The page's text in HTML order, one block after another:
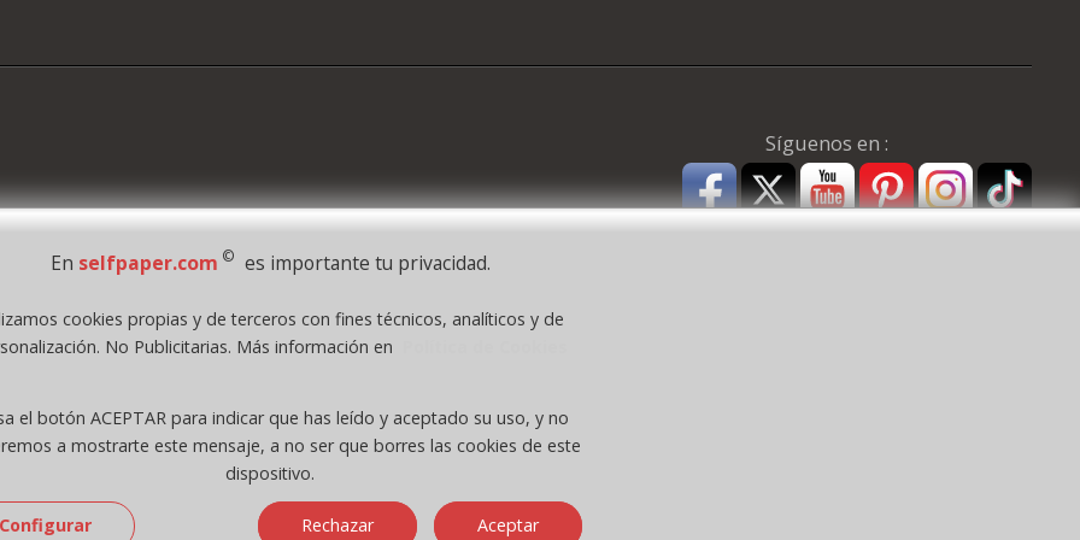
Síguenos en :
- 2026 Grupo Selfpaper. Todos los derechos reservados
Tomo 7263, Libro 4565, Folio 1, Sección 8, Hoja V-85203.
intel mac os x 10_15_7)
En selfpaper.com © es importante tu privacidad.
cookies propias y de terceros con fines técnicos, analíticos y de
No Publicitarias. Más información en
el botón ACEPTAR para indicar que has leído y aceptado su uso, y no
a mostrarte este mensaje, a no ser que borres las cookies de este
dispositivo.
Rechazar Aceptar
Configurar